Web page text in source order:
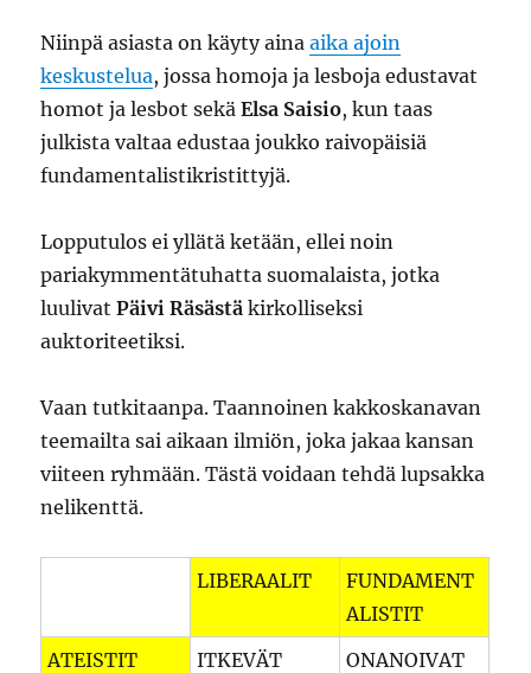
Niinpä asiasta on käyty ainaaika ajoin
keskustelua, jossa homoja ja lesboja edustavat
homot ja lesbot sekäElsa Saisio, kun taas
julkista valtaa edustaa joukko raivopäisiä
fundamentalistikristittyjä.
Lopputulos ei yllätä ketään, ellei noin
pariakymmentätuhatta suomalaista, jotka
luulivatPäivi Räsästä kirkolliseksi
auktoriteetiksi.
Vaan tutkitaanpa. Taannoinen kakkoskanavan
teemailta sai aikaan ilmiön, joka jakaa kansan
viiteen ryhmään. Tästä voidaan tehdä lupsakka
nelikenttä.
LIBERAALIT
FUNDAMENT
ALISTIT
ATEISTIT
ITKEVÄT
ONANOIVAT